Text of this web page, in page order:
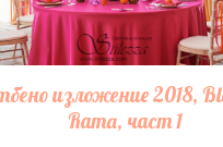
изложение 2018,
Rama, част 1